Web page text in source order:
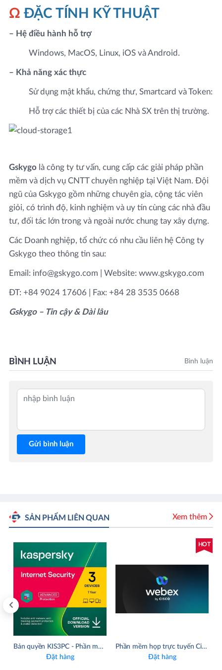
Ω ĐẶC TÍNH KỸ THUẬT
– Hệ điều hành hỗ trợ
Windows, MacOS, Linux, iOS và Android.
– Khả năng xác thực
Sử dụng mật khẩu, chứng thư, Smartcard và Token:
Hỗ trợ các thiết bị của các Nhà SX trên thị trường.
Gskygo là công ty tư vấn, cung cấp các giải pháp phần
mềm và dịch vụ CNTT chuyên nghiệp tại Việt Nam. Đội
ngũ của Gskygo gồm những chuyên gia, cộng tác viên
giỏi, có trình độ, kinh nghiệm và uy tín cùng các nhà đầu
tư, đối tác lớn trong và ngoài nước chung tay xây dựng.
Các Doanh nghiệp, tổ chức có nhu cầu liên hệ Công ty
Gskygo theo thông tin sau:
Email: info@gskygo.com | Website: www.gskygo.com
ĐT: +84 9024 17606 | Fax: +84 28 3535 0668
Gskygo – Tin cậy & Dài lâu
BÌNH LUẬN Bình luận
Gửi bình luận
SẢN PHẨM LIÊN QUAN Xem thêm
Bản quyền KIS3PC - Phần mềm Kaspersky Internet Security chính hãng 3 máy 1 năm
Đặt hàng
HOT
Phần mềm họp trực tuyến Cisco Webex
Đặt hàng